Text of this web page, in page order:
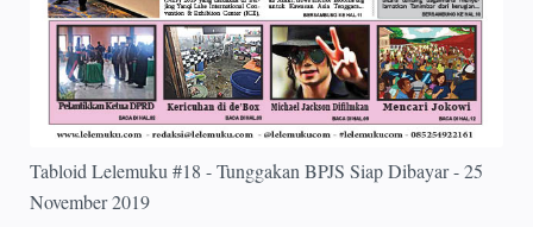
Tabloid Lelemuku #18 - Tunggakan BPJS Siap Dibayar - 25
November 2019